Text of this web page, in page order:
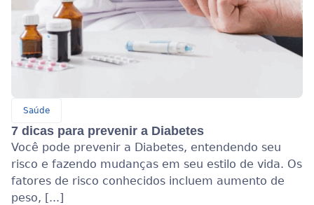
Saúde
7 dicas para prevenir a Diabetes
Você pode prevenir a Diabetes, entendendo seu
risco e fazendo mudanças em seu estilo de vida. Os
fatores de risco conhecidos incluem aumento de
peso, [...]